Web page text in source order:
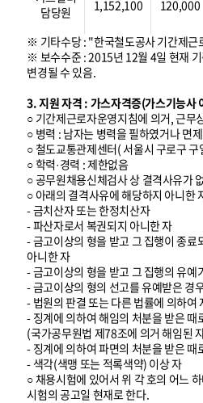
담당원
1,152,100 120,000
※ 기타수당 : "한국철도공사 기간제근
※ 보수수준 : 2015년 12월 4일 현재
변경될 수 있음.
3. 지원 자격 : 가스자격증(가스기능사
○ 기간제근로자운영지침에 의거, 근무
○ 병력 : 남자는 병력을 필하였거나 면
○ 철도교통관제센터( 서울시 구로구
○ 학력·경력 : 제한없음
○ 공무원채용신체검사 상 결격사유가
○ 아래의 결격사유에 해당하지 아니한
- 금치산자 또는 한정치산자
- 파산자로서 복권되지 아니한 자
- 금고이상의 형을 받고 그 집행이 종
아니한 자
- 금고이상의 형을 받고 그 집행의 유
- 금고이상의 형의 선고를 유예받은 경
- 법원의 판결 또는 다른 법률에 의하여
- 징계에 의하여 해임의 처분을 받은
(국가공무원법 제78조에 의거 해임된
- 징계에 의하여 파면의 처분을 받은
- 색각(색맹 또는 적록색약) 이상 자
○ 채용시험에 있어서 위 각 호의 어느
시험의 공고일 현재로 한다.